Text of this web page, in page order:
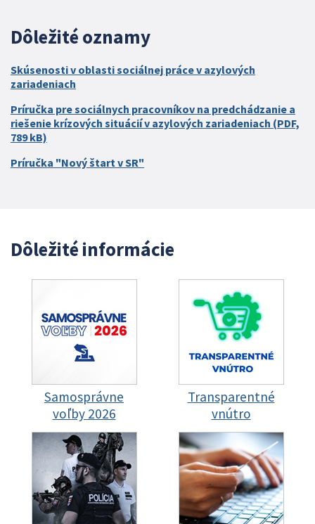
Dôležité oznamy
Skúsenosti v oblasti sociálnej práce v azylových
zariadeniach
Príručka pre sociálnych pracovníkov na predchádzanie a
riešenie krízových situácií v azylových zariadeniach (PDF,
789 kB)
Príručka "Nový štart v SR"
Dôležité informácie
Samosprávne
voľby 2026
Transparentné
vnútro